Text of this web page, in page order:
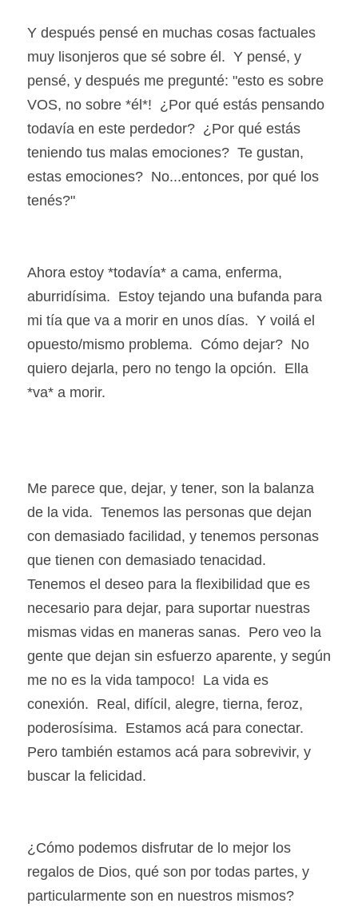
Y después pensé en muchas cosas factuales
muy lisonjeros que sé sobre él.  Y pensé, y
pensé, y después me pregunté: "esto es sobre
VOS, no sobre *él*!  ¿Por qué estás pensando
todavía en este perdedor?  ¿Por qué estás
teniendo tus malas emociones?  Te gustan,
estas emociones?  No...entonces, por qué los
tenés?"
Ahora estoy *todavía* a cama, enferma,
aburridísima.  Estoy tejando una bufanda para
mi tía que va a morir en unos días.  Y voilá el
opuesto/mismo problema.  Cómo dejar?  No
quiero dejarla, pero no tengo la opción.  Ella
*va* a morir.
Me parece que, dejar, y tener, son la balanza
de la vida.  Tenemos las personas que dejan
con demasiado facilidad, y tenemos personas
que tienen con demasiado tenacidad.
Tenemos el deseo para la flexibilidad que es
necesario para dejar, para suportar nuestras
mismas vidas en maneras sanas.  Pero veo la
gente que dejan sin esfuerzo aparente, y según
me no es la vida tampoco!  La vida es
conexión.  Real, difícil, alegre, tierna, feroz,
poderosísima.  Estamos acá para conectar.
Pero también estamos acá para sobrevivir, y
buscar la felicidad.
¿Cómo podemos disfrutar de lo mejor los
regalos de Dios, qué son por todas partes, y
particularmente son en nuestros mismos?